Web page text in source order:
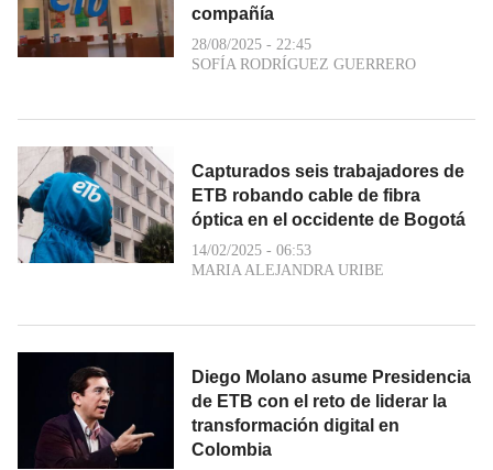
compañía
28/08/2025 - 22:45
SOFÍA RODRÍGUEZ GUERRERO
Capturados seis trabajadores de
ETB robando cable de fibra
óptica en el occidente de Bogotá
14/02/2025 - 06:53
MARIA ALEJANDRA URIBE
Diego Molano asume Presidencia
de ETB con el reto de liderar la
transformación digital en
Colombia